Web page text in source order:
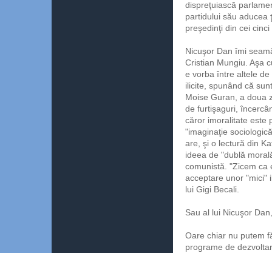
dispreţuiască
partidului său aducea
preşedinţi din cei
Nicuşor Dan îmi
Cristian Mungiu. Aşa
e vorba între altele
ilicite, spunând că
Moise Guran, a doua
de furtişaguri,
căror imoralitate este
"imaginaţie
are, şi o lectură din
ideea de "dublă
comunistă. "Zicem ca
acceptare unor "mici"
lui Gigi Becali.
Sau al lui Nicuşor
Oare chiar nu putem
programe de